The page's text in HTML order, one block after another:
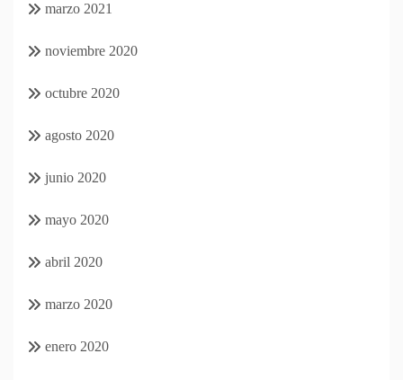
marzo 2021
noviembre 2020
octubre 2020
agosto 2020
junio 2020
mayo 2020
abril 2020
marzo 2020
enero 2020